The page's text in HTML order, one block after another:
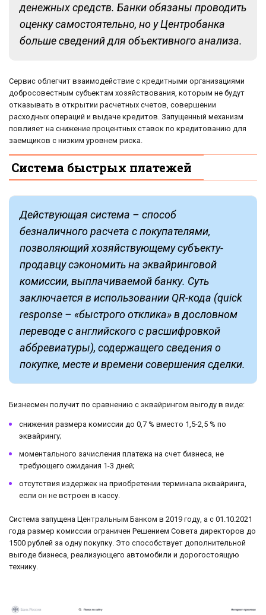
денежных средств. Банки обязаны проводить
оценку самостоятельно, но у Центробанка
больше сведений для объективного анализа.
Сервис облегчит взаимодействие с кредитными организациями
добросовестным субъектам хозяйствования, которым не будут
отказывать в открытии расчетных счетов, совершении
расходных операций и выдаче кредитов. Запущенный механизм
повлияет на снижение процентных ставок по кредитованию для
заемщиков с низким уровнем риска.
Система быстрых платежей
Действующая система – способ
безналичного расчета с покупателями,
позволяющий хозяйствующему субъекту-
продавцу сэкономить на эквайринговой
комиссии, выплачиваемой банку. Суть
заключается в использовании QR-кода (quick
response – «быстрого отклика» в дословном
переводе с английского с расшифровкой
аббревиатуры), содержащего сведения о
покупке, месте и времени совершения сделки.
Бизнесмен получит по сравнению с эквайрингом выгоду в виде:
снижения размера комиссии до 0,7 % вместо 1,5-2,5 % по
эквайрингу;
моментального зачисления платежа на счет бизнеса, не
требующего ожидания 1-3 дней;
отсутствия издержек на приобретении терминала эквайринга,
если он не встроен в кассу.
Система запущена Центральным Банком в 2019 году, а с 01.10.2021
года размер комиссии ограничен Решением Совета директоров до
1500 рублей за одну покупку. Это способствует дополнительной
выгоде бизнеса, реализующего автомобили и дорогостоящую
технику.